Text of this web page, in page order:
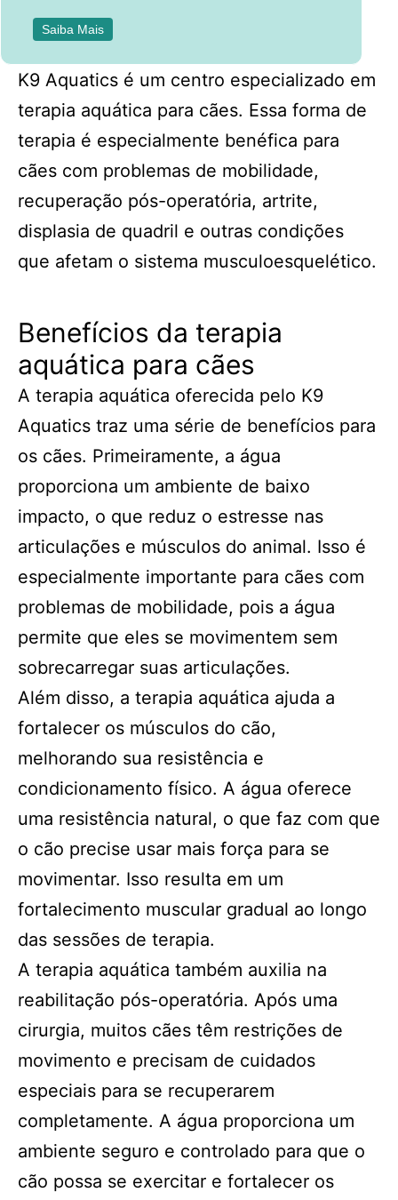
Saiba Mais
K9 Aquatics é um centro especializado em
terapia aquática para cães. Essa forma de
terapia é especialmente benéfica para
cães com problemas de mobilidade,
recuperação pós-operatória, artrite,
displasia de quadril e outras condições
que afetam o sistema musculoesquelético.
Benefícios da terapia
aquática para cães
A terapia aquática oferecida pelo K9
Aquatics traz uma série de benefícios para
os cães. Primeiramente, a água
proporciona um ambiente de baixo
impacto, o que reduz o estresse nas
articulações e músculos do animal. Isso é
especialmente importante para cães com
problemas de mobilidade, pois a água
permite que eles se movimentem sem
sobrecarregar suas articulações.
Além disso, a terapia aquática ajuda a
fortalecer os músculos do cão,
melhorando sua resistência e
condicionamento físico. A água oferece
uma resistência natural, o que faz com que
o cão precise usar mais força para se
movimentar. Isso resulta em um
fortalecimento muscular gradual ao longo
das sessões de terapia.
A terapia aquática também auxilia na
reabilitação pós-operatória. Após uma
cirurgia, muitos cães têm restrições de
movimento e precisam de cuidados
especiais para se recuperarem
completamente. A água proporciona um
ambiente seguro e controlado para que o
cão possa se exercitar e fortalecer os